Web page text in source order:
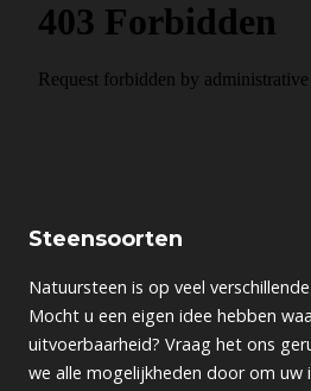
Steensoorten
Natuursteen is op veel
Mocht u een eigen idee hebben
uitvoerbaarheid? Vraag het ons
we alle mogelijkheden door om uw